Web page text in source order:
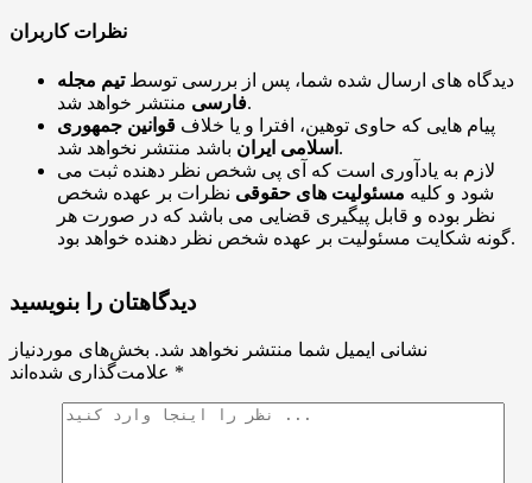
نظرات کاربران
دیدگاه های ارسال شده شما، پس از بررسی توسطتیم مجله
فارسیمنتشر خواهد شد.
پیام هایی که حاوی توهین، افترا و یا خلاف قوانین جمهوری
اسلامی ایران باشد منتشر نخواهد شد.
لازم به یادآوری است که آی پی شخص نظر دهنده ثبت می
شود و کلیه مسئولیت های حقوقی نظرات بر عهده شخص
نظر بوده و قابل پیگیری قضایی می باشد که در صورت هر
گونه شکایت مسئولیت بر عهده شخص نظر دهنده خواهد بود.
دیدگاهتان را بنویسید
نشانی ایمیل شما منتشر نخواهد شد. بخش‌های موردنیاز
*